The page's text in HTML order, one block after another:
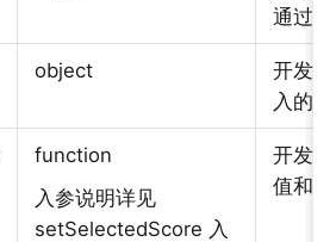
通过
object
开发
入的
function
入参说明详见
setSelectedScore 入
开发
值和